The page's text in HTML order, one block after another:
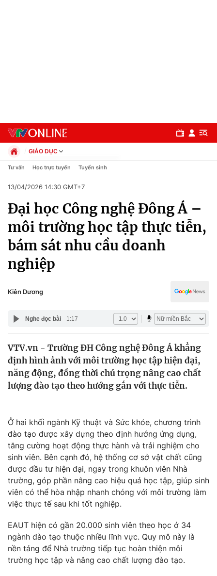
Chuyên mục
Chính trị
Xã hội
Tin tức
Thế giới đó đây
Câu chuyện quốc tế
Kinh tế
Tài chính
Góc doanh nghiệp
Dữ liệu và đời sống
Truyền hình
Phim VTV
Hậu trường
Nhân vật
Khán giả
Giải trí
Điện ảnh
Âm nhạc
Sao
Đời sống
Du lịch
Chất lượng cuộc sống
Giáo dục
Tuyển sinh
Học trực tuyến
Công nghệ
Hitech Công nghệ tương lai
Giao lưu trực tuyến
GIÁO DỤC
Chính trị
Pháp luật
Kinh tế
Thể thao
Truyền hình
Văn hóa - Giải trí
Đời sống
Giáo dục
Tư vấn Học trực tuyến Tuyển sinh
13/04/2026 14:30 GMT+7
Đại học Công nghệ Đông Á –
môi trường học tập thực tiễn,
bám sát nhu cầu doanh
nghiệp
Kiên Dương
Nghe đọc bài 1:17
VTV.vn - Trường ĐH Công nghệ Đông Á khẳng
định hình ảnh với môi trường học tập hiện đại,
năng động, đồng thời chú trọng nâng cao chất
lượng đào tạo theo hướng gắn với thực tiễn.
Ở hai khối ngành Kỹ thuật và Sức khỏe, chương trình
đào tạo được xây dựng theo định hướng ứng dụng,
tăng cường hoạt động thực hành và trải nghiệm cho
sinh viên. Bên cạnh đó, hệ thống cơ sở vật chất cũng
được đầu tư hiện đại, ngay trong khuôn viên Nhà
trường, góp phần nâng cao hiệu quả học tập, giúp sinh
viên có thể hòa nhập nhanh chóng với môi trường làm
việc thực tế sau khi tốt nghiệp.
EAUT hiện có gần 20.000 sinh viên theo học ở 34
ngành đào tạo thuộc nhiều lĩnh vực. Quy mô này là
nền tảng để Nhà trường tiếp tục hoàn thiện môi
trường học tập và nâng cao chất lượng đào tạo.